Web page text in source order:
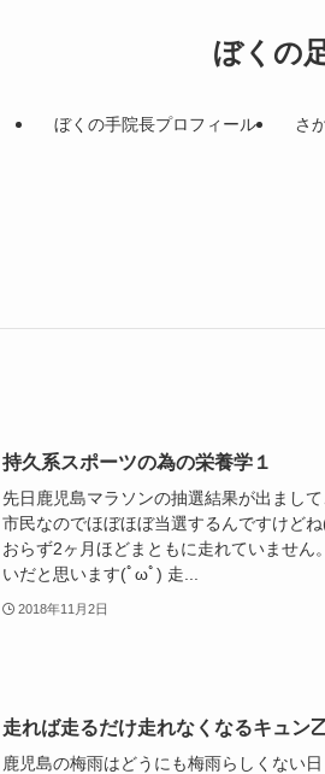
ぼくの
ぼくの手院長プロフィール さ
持久系スポーツの為の栄養学１
先日鹿児島マラソンの抽選結果が出まし
市民なのでほぼほぼ当選するんですけど
おらず2ヶ月ほどまともに走れていませ
いだと思います(ﾟωﾟ) 走...
2018年11月2日
走れば走るだけ走れなくなるキュン
鹿児島の梅雨はどうにも梅雨らしくない